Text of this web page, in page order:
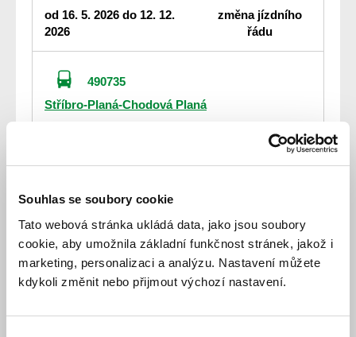
Souhlas se soubory cookie
Tato webová stránka ukládá data, jako jsou soubory
cookie, aby umožnila základní funkčnost stránek, jakož i
marketing, personalizaci a analýzu. Nastavení můžete
kdykoli změnit nebo přijmout výchozí nastavení.
od 16. 5. 2026 do 12. 12.
2026
změna jízdního
řádu
490735
Stříbro-Planá-Chodová Planá
řádu
450421
od 16. 5. 2026 do 12. 12.
2026
změna jízdního